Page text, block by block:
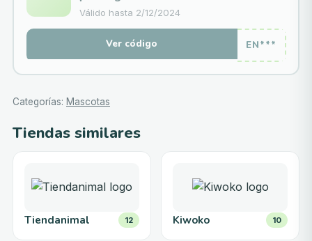
Válido hasta 2/12/2024
Ver código EN***
Categorías: Mascotas
Tiendas similares
Tiendanimal 12 Kiwoko 10